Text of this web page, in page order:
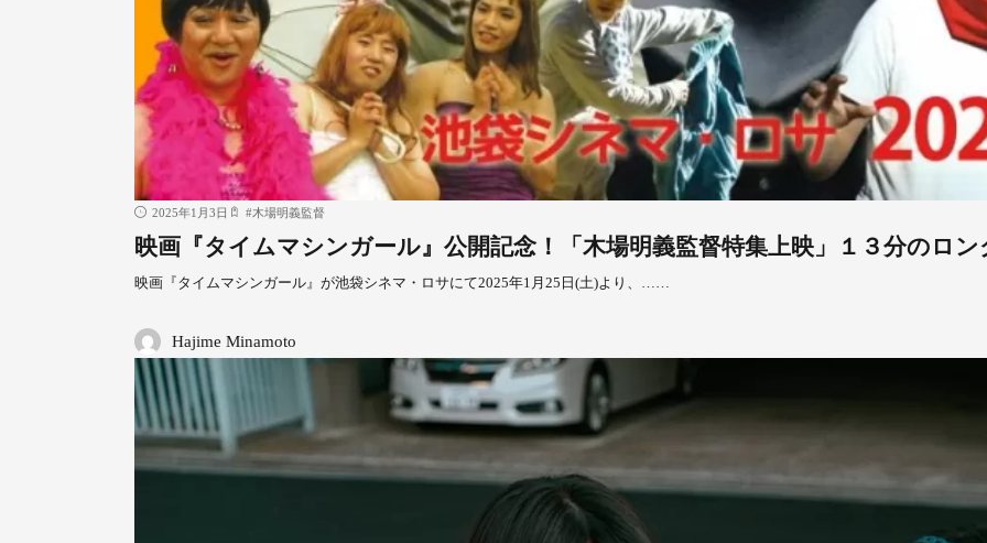
2025年1月3日 #木場明義監督
映画『タイムマシンガール』公開記念！「木場明義監督特集上映」１３分のロ
映画『タイムマシンガール』が池袋シネマ・ロサにて2025年1月25日(土)より、……
Hajime Minamoto